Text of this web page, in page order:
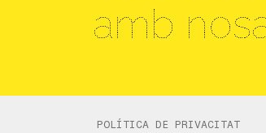
amb
POLÍTICA DE PRIVACITAT